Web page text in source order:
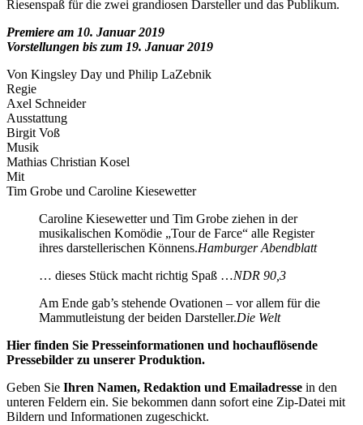
Riesenspaß für die zwei grandiosen Darsteller und das Publikum.
Premiere am 10. Januar 2019
Vorstellungen bis zum 19. Januar 2019
Von Kingsley Day und Philip LaZebnik
Regie
Axel Schneider
Ausstattung
Birgit Voß
Musik
Mathias Christian Kosel
Mit
Tim Grobe und Caroline Kiesewetter
Caroline Kiesewetter und Tim Grobe ziehen in der
musikalischen Komödie „Tour de Farce“ alle Register
ihres darstellerischen Könnens.Hamburger Abendblatt
… dieses Stück macht richtig Spaß …NDR 90,3
Am Ende gab’s stehende Ovationen – vor allem für die
Mammutleistung der beiden Darsteller.Die Welt
Hier finden Sie Presseinformationen und hochauflösende
Pressebilder zu unserer Produktion.
Geben Sie Ihren Namen, Redaktion und Emailadresse in den
unteren Feldern ein. Sie bekommen dann sofort eine Zip-Datei mit
Bildern und Informationen zugeschickt.